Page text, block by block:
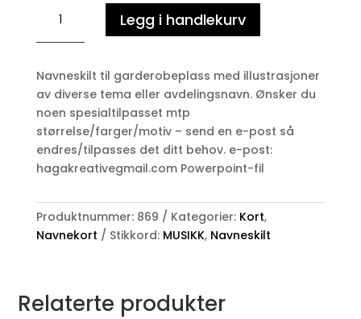
Navneskilt
Legg i handlekurv
Navneskilt til garderobeplass med illustrasjoner
av diverse tema eller avdelingsnavn. Ønsker du
noen spesialtilpasset mtp
størrelse/farger/motiv – send en e-post så
endres/tilpasses det ditt behov. e-post:
hagakreativegmail.com Powerpoint-fil
Produktnummer: 869 Kategorier: Kort,
Navnekort
Stikkord: MUSIKK, Navneskilt
Relaterte produkter